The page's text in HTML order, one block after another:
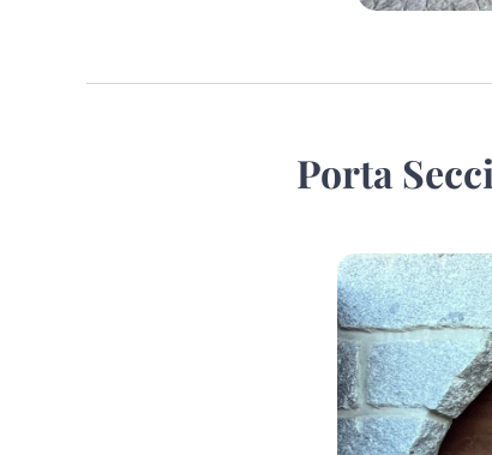
Porta